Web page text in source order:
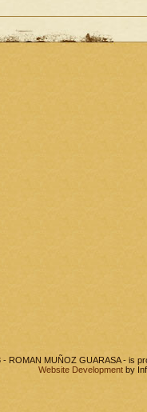
- ROMAN MUÑOZ GUARASA - is
Website Development by